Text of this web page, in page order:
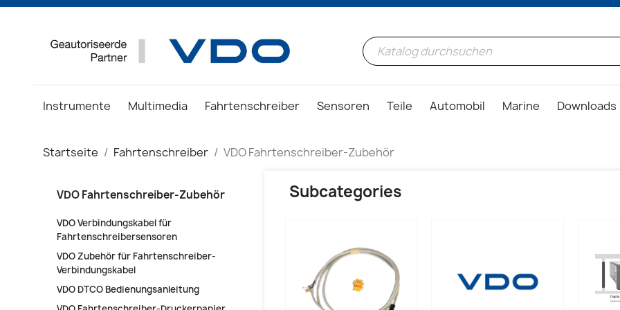
Instrumente Multimedia Fahrtenschreiber Sensoren Teile Automobil Marine Downloads
Startseite Fahrtenschreiber VDO Fahrtenschreiber-Zubehör
VDO Fahrtenschreiber-Zubehör
VDO Verbindungskabel für
Fahrtenschreibersensoren
VDO Zubehör für Fahrtenschreiber-
Verbindungskabel
VDO DTCO Bedienungsanleitung
Subcategories